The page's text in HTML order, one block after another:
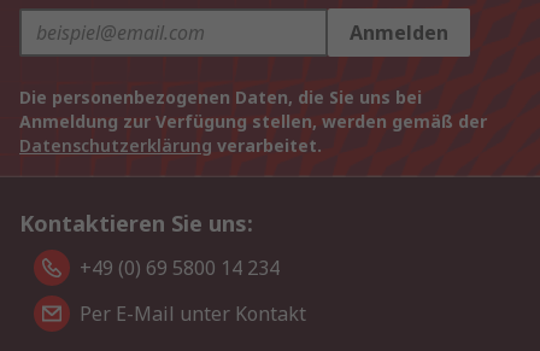
Anmelden
Die personenbezogenen Daten, die Sie uns bei
Anmeldung zur Verfügung stellen, werden gemäß der
Datenschutzerklärung verarbeitet.
Kontaktieren Sie uns:
+49 (0) 69 5800 14 234
Per E-Mail unter Kontakt